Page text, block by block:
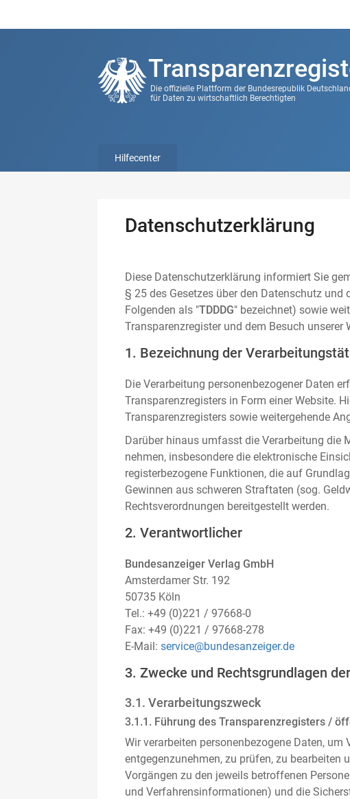
Die offizielle Plattform der Bundesrepublik
für Daten zu wirtschaftlich Berechtigten
Hilfecenter
Datenschutzerklärung
Diese Datenschutzerklärung informiert Sie
§ 25 des Gesetzes über den Datenschutz
Folgenden als "TDDDG" bezeichnet) sowie
Transparenzregister und dem Besuch unserer
1. Bezeichnung der
Die Verarbeitung personenbezogener Daten
Transparenzregisters in Form einer Website.
Transparenzregisters sowie weitergehende
Darüber hinaus umfasst die Verarbeitung die
nehmen, insbesondere die elektronische
registerbezogene Funktionen, die auf
Gewinnen aus schweren Straftaten (sog.
Rechtsverordnungen bereitgestellt werden.
2. Verantwortlicher
Bundesanzeiger Verlag GmbH
Amsterdamer Str. 192
50735 Köln
Tel.: +49 (0)221 / 97668-0
Fax: +49 (0)221 / 97668-278
E-Mail: service@bundesanzeiger.de
3. Zwecke und Rechtsgrundlagen
3.1. Verarbeitungszweck
3.1.1. Führung des Transparenzregisters /
Wir verarbeiten personenbezogene Daten,
entgegenzunehmen, zu prüfen, zu
Vorgängen zu den jeweils betroffenen
und Verfahrensinformationen) und die